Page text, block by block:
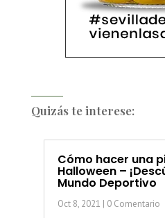
Quizás te interese:
Cómo hacer una
Halloween –
Mundo Deportivo
Oct 8, 2021 | 0 Comentario